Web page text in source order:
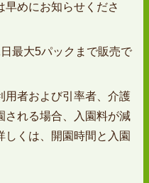
めにお知らせくださ
最大5パックまで販売で
用者および引率者、介護
される場合、入園料が減
しくは、開園時間と入園